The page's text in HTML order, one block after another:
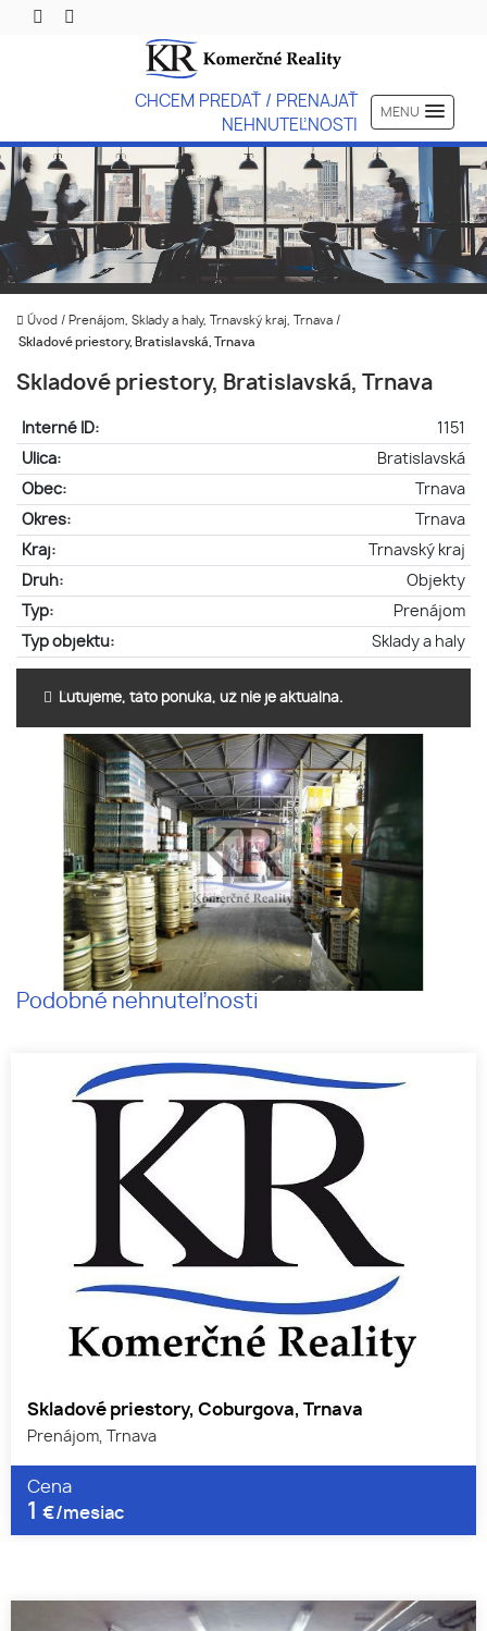
CHCEM PREDAŤ / PRENAJAŤ
NEHNUTEĽNOSTI
MENU
Úvod / Prenájom, Sklady a haly, Trnavský kraj, Trnava /
Skladové priestory, Bratislavská, Trnava
Skladové priestory, Bratislavská, Trnava
Interné ID:
1151
Ulica:
Bratislavská
Obec:
Trnava
Okres:
Trnava
Kraj:
Trnavský kraj
Druh:
Objekty
Typ:
Prenájom
Typ objektu:
Sklady a haly
Ľutujeme, táto ponuka, už nie je aktuálna.
Podobné nehnuteľnosti
Skladové priestory, Coburgova, Trnava
Prenájom, Trnava
Cena
1 €/mesiac